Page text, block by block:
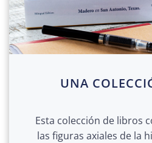
UNA
Esta colección de libros
las figuras axiales de la